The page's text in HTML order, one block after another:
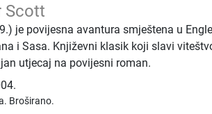
Scott
je povijesna avantura smještena u
i Sasa. Književni klasik koji slavi
utjecaj na povijesni roman.
Broširano.